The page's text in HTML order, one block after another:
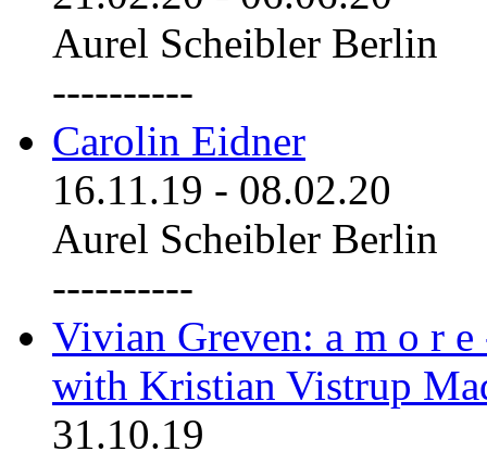
Aurel Scheibler Berlin
----------
Carolin Eidner
16.11.19 - 08.02.20
Aurel Scheibler Berlin
----------
Vivian Greven: a m o r
with Kristian Vistrup
31.10.19